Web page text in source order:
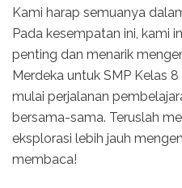
Kami harap semuanya
Pada kesempatan ini, kami
penting dan menarik
Merdeka untuk SMP Kelas
mulai perjalanan
bersama-sama. Teruslah
eksplorasi lebih jauh
membaca!